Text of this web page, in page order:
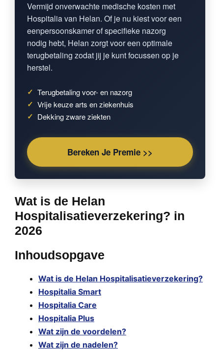
Vermijd onverwachte medische kosten met
Hospitalia van Helan. Of je nu kiest voor een
eenpersoonskamer of specifieke nazorg
nodig hebt, Helan zorgt voor een optimale
terugbetaling zodat jij je kunt focussen op je
herstel.
✓ Terugbetaling voor- en nazorg
✓ Vrije keuze arts en ziekenhuis
✓ Dekking zware ziekten
Bereken Je Premie >>
Wat is de Helan
Hospitalisatieverzekering? in
2026
Inhoudsopgave
Wat is de Helan Hospitalisatieverzekering?
Hospitalia Smart
Hospitalia Care
Hospitalia Plus
Wat zijn de voordelen?
Wat zijn de nadelen?